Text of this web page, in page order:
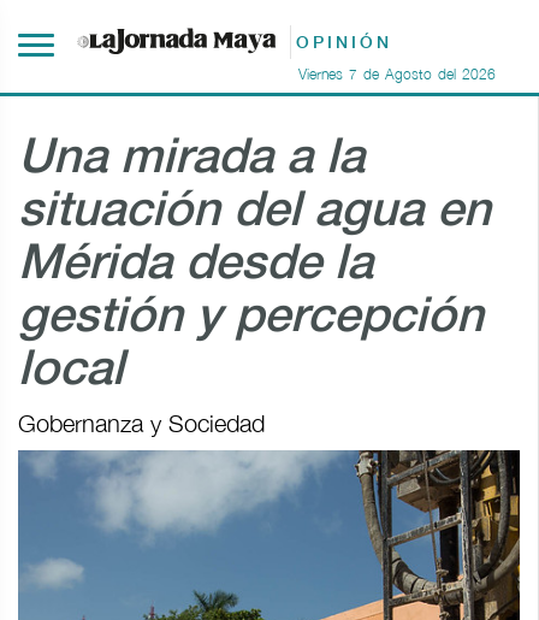
OPINIÓN
Viernes 7 de Agosto del 2026
Una mirada a la
situación del agua en
Mérida desde la
gestión y percepción
local
Gobernanza y Sociedad